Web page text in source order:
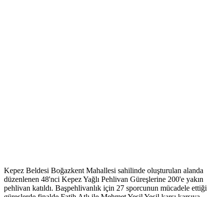
Kepez Beldesi Boğazkent Mahallesi sahilinde oluşturulan alanda
düzenlenen 48'nci Kepez Yağlı Pehlivan Güreşlerine 200'e yakın
pehlivan katıldı. Başpehlivanlık için 27 sporcunun mücadele ettiği